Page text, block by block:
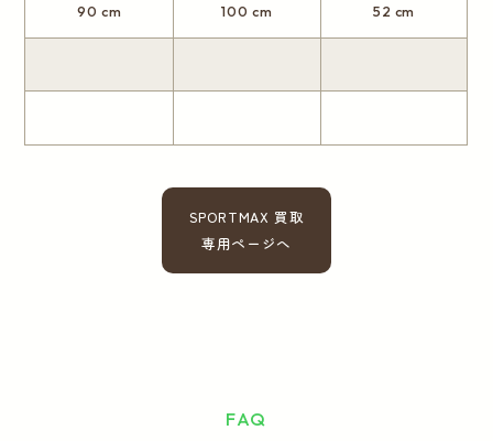
90 cm 100 cm 52 cm
SPORTMAX 買取
専用ページへ
FAQ